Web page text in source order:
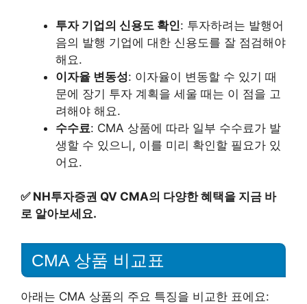
투자 기업의 신용도 확인: 투자하려는 발행어
음의 발행 기업에 대한 신용도를 잘 점검해야
해요.
이자율 변동성: 이자율이 변동할 수 있기 때
문에 장기 투자 계획을 세울 때는 이 점을 고
려해야 해요.
수수료: CMA 상품에 따라 일부 수수료가 발
생할 수 있으니, 이를 미리 확인할 필요가 있
어요.
✅ NH투자증권 QV CMA의 다양한 혜택을 지금 바
로 알아보세요.
CMA 상품 비교표
아래는 CMA 상품의 주요 특징을 비교한 표에요: